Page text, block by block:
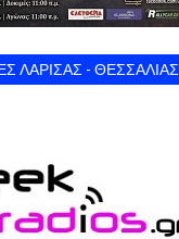
ΛΑΡΙΣΑΣ - ΘΕΣΣΑΛΙΑΣ